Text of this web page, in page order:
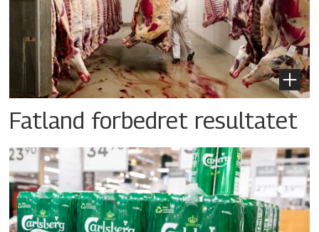
Fatland forbedret resultatet